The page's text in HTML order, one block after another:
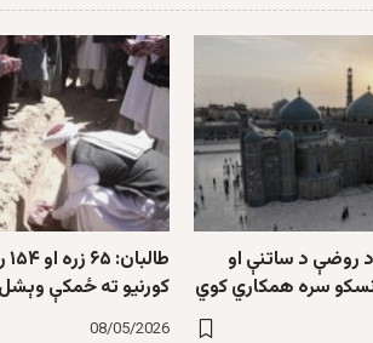
د روضې د ساتنې او
سره همکاري کوي
کورنیو ته ځمکې
08/05/2026